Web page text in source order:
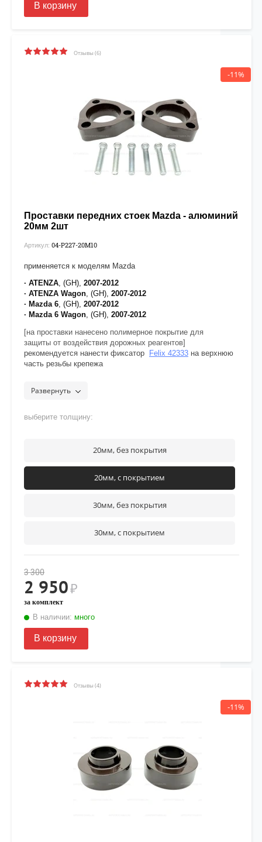
В корзину
Отзывы (6)
-11%
Проставки передних стоек Mazda - алюминий
20мм 2шт
Артикул: 04-P227-20М10
применяется к моделям Mazda
· ATENZA (GH), 2007-2012
· ATENZA Wagon (GH), 2007-2012
· Mazda 6 , (GH), 2007-2012
· Mazda 6 Wagon , (GH), 2007-2012
[на проставки нанесено полимерное покрытие для
защиты от воздействия дорожных реагентов]
рекомендуется нанести фиксатор
Felix 42333 на верхнюю
часть резьбы крепежа
Развернуть
выберите толщину:
20мм, без покрытия
20мм, с покрытием
30мм, без покрытия
30мм, с покрытием
3 300
2 950₽
за комплект
В наличии: много
В корзину
Отзывы (4)
-11%